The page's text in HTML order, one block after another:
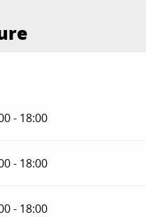
- 18:00
- 18:00
- 18:00